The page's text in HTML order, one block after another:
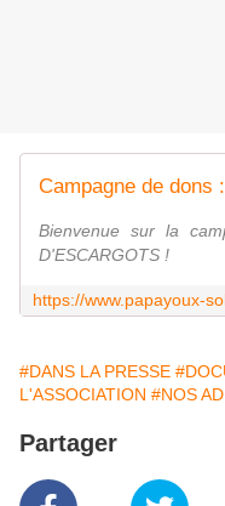
Bienvenue sur la
D'ESCARGOTS !
#DANS LA PRESSE
L'ASSOCIATION #NOS
Partager